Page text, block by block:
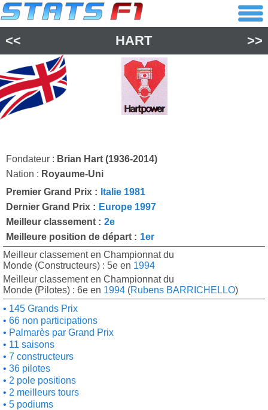
<< HART >>
Fondateur : Brian Hart (1936-2014)
Nation : Royaume-Uni
Premier Grand Prix : Italie 1981
Dernier Grand Prix : Europe 1997
Meilleur classement : 2e
Meilleure position de départ : 1er
Meilleur classement en Championnat du
Monde (Constructeurs) : 5e en 1994
Meilleur classement en Championnat du
Monde (Pilotes) : 6e en 1994 (Rubens BARRICHELLO)
145 Grands Prix
66 non participations
Palmarès par Grand Prix
11 saisons
7 constructeurs
36 pilotes
2 pole positions
2 meilleurs tours
5 podiums